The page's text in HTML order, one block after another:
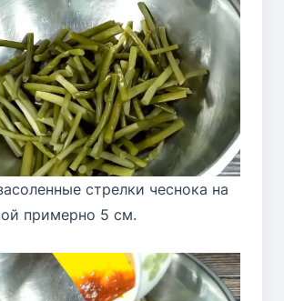
стрелки чеснока на
примерно 5 см.